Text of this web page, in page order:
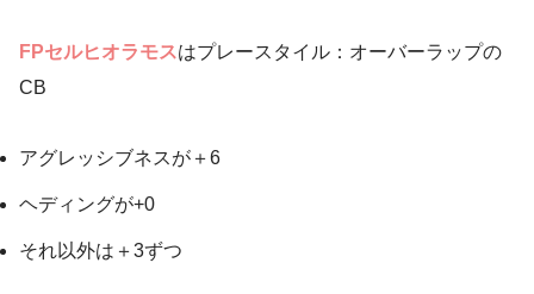
FPセルヒオラモスはプレースタイル：オーバーラップの
CB
アグレッシブネスが＋6
ヘディングが+0
それ以外は＋3ずつ